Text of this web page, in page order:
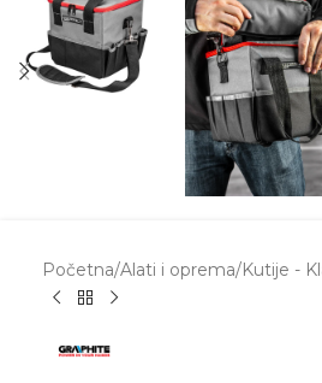
Početna/Alati i oprema/Kutije -